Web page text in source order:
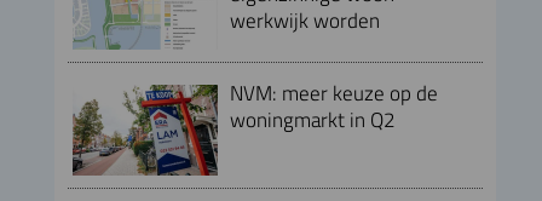
werkwijk worden
NVM: meer keuze op de
woningmarkt in Q2